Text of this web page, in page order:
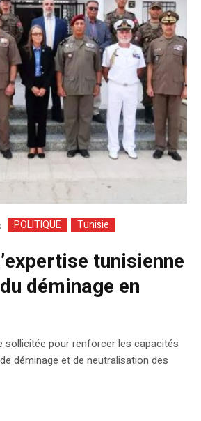
POLITIQUE Tunisie
tunisienne
déminage en
sollicitée pour renforcer les capacités
déminage et de neutralisation des